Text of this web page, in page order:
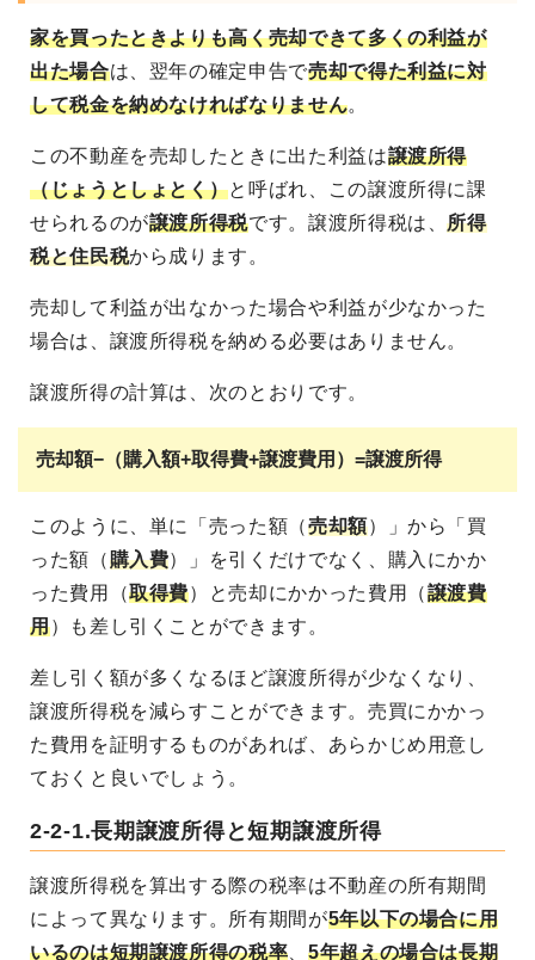
家を買ったときよりも高く売却できて多くの利益が
出た場合は、翌年の確定申告で売却で得た利益に対
して税金を納めなければなりません。
この不動産を売却したときに出た利益は譲渡所得
（じょうとしょとく）と呼ばれ、この譲渡所得に課
せられるのが譲渡所得税です。譲渡所得税は、所得
税と住民税から成ります。
売却して利益が出なかった場合や利益が少なかった
場合は、譲渡所得税を納める必要はありません。
譲渡所得の計算は、次のとおりです。
売却額−（購入額+取得費+譲渡費用）=譲渡所得
このように、単に「売った額（売却額）」から「買
った額（購入費）」を引くだけでなく、購入にかか
った費用（取得費）と売却にかかった費用（譲渡費
用）も差し引くことができます。
差し引く額が多くなるほど譲渡所得が少なくなり、
譲渡所得税を減らすことができます。売買にかかっ
た費用を証明するものがあれば、あらかじめ用意し
ておくと良いでしょう。
2-2-1.長期譲渡所得と短期譲渡所得
譲渡所得税を算出する際の税率は不動産の所有期間
によって異なります。所有期間が5年以下の場合に用
いるのは短期譲渡所得の税率
5年超えの場合は長期